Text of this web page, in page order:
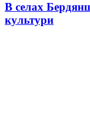
В селах
культури